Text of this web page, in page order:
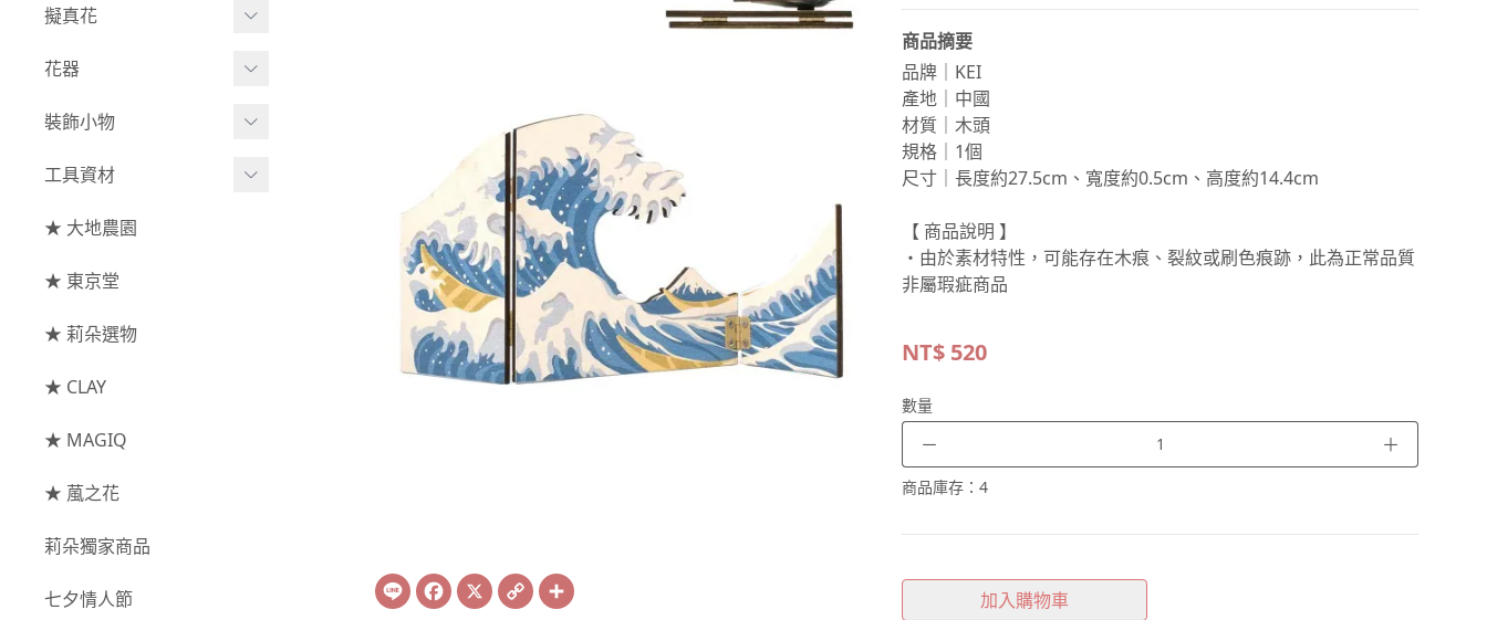
- 其他
玫瑰
大玫瑰
- 迷你玫瑰
- 庭園玫瑰
- 其他玫瑰
主花
菊花
-
蘭花⧸大理花
索拉花(有花莖)
- 莉朵獨家水染
- 大地農園
索拉花(僅花頭)
原色
擬真花
盆栽⧸成品
綜合花束
葉材⧸藤蔓
枝條
果實
花器
小型花器
中大型花器
捧花架⧸吊架
藤圈⧸注連繩
提籃
裝飾小物
裝飾⧸擺飾
花插
工具資材
工具⧸型錄
資材
★ 大地農園
★ 東京堂
★ 莉朵選物
★ CLAY
★ MAGIQ
★ 葻之花
莉朵獨家商品
七夕情人節
Line Facebook
X Copy
Link
商品摘要
品牌｜KEI
產地｜中國
材質｜木頭
規格｜1個
尺寸｜長度約27.5cm、寬度約0.5cm、高度約14.4cm
【 商品說明 】
・由於素材特性，可能存在木痕、裂紋或刷色痕跡，此為正常品質
非屬瑕疵商品
NT$ 520
數量
－ ＋
商品庫存：4
加入購物車